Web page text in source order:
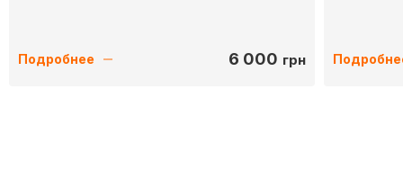
Подробнее 6 000 грн